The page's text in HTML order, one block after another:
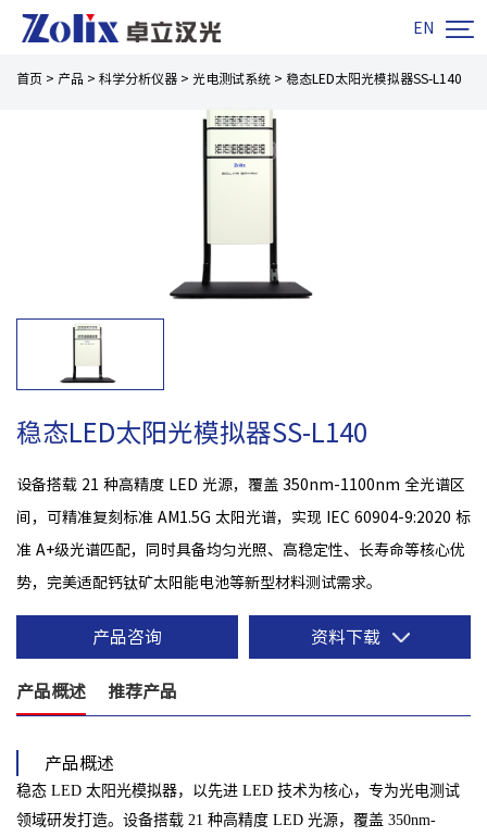
EN 
首页 > 产品 > 科学分析仪器 > 光电测试系统 > 稳态LED太阳光模拟器SS-L140
稳态LED太阳光模拟器SS-L140
设备搭载 21 种高精度 LED 光源，覆盖 350nm-1100nm 全光谱区
间，可精准复刻标准 AM1.5G 太阳光谱，实现 IEC 60904-9:2020 标
准 A+级光谱匹配，同时具备均匀光照、高稳定性、长寿命等核心优
势，完美适配钙钛矿太阳能电池等新型材料测试需求。
产品咨询 资料下载
产品概述 推荐产品
产品概述
稳态 LED 太阳光模拟器，以先进 LED 技术为核心，专为光电测试
领域研发打造。设备搭载 21 种高精度 LED 光源，覆盖 350nm-